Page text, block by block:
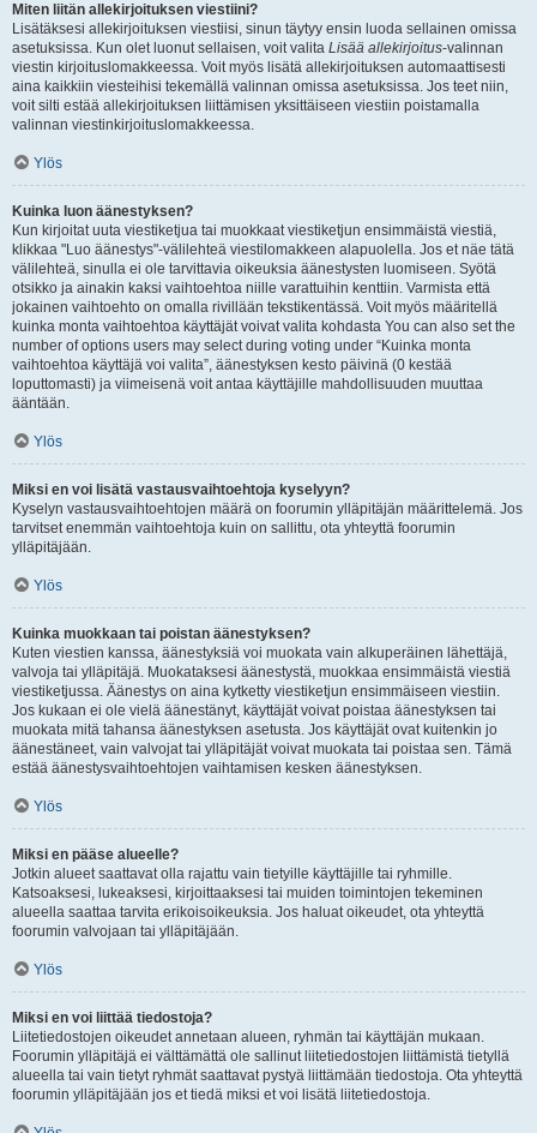
Miten liitän allekirjoituksen viestiini?
Lisätäksesi allekirjoituksen viestiisi, sinun täytyy ensin luoda sellainen omissa
asetuksissa. Kun olet luonut sellaisen, voit valita Lisää allekirjoitus-valinnan
viestin kirjoituslomakkeessa. Voit myös lisätä allekirjoituksen automaattisesti
aina kaikkiin viesteihisi tekemällä valinnan omissa asetuksissa. Jos teet niin,
voit silti estää allekirjoituksen liittämisen yksittäiseen viestiin poistamalla
valinnan viestinkirjoituslomakkeessa.
Ylös
Kuinka luon äänestyksen?
Kun kirjoitat uuta viestiketjua tai muokkaat viestiketjun ensimmäistä viestiä,
klikkaa "Luo äänestys"-välilehteä viestilomakkeen alapuolella. Jos et näe tätä
välilehteä, sinulla ei ole tarvittavia oikeuksia äänestysten luomiseen. Syötä
otsikko ja ainakin kaksi vaihtoehtoa niille varattuihin kenttiin. Varmista että
jokainen vaihtoehto on omalla rivillään tekstikentässä. Voit myös määritellä
kuinka monta vaihtoehtoa käyttäjät voivat valita kohdasta You can also set the
number of options users may select during voting under “Kuinka monta
vaihtoehtoa käyttäjä voi valita”, äänestyksen kesto päivinä (0 kestää
loputtomasti) ja viimeisenä voit antaa käyttäjille mahdollisuuden muuttaa
ääntään.
Ylös
Miksi en voi lisätä vastausvaihtoehtoja kyselyyn?
Kyselyn vastausvaihtoehtojen määrä on foorumin ylläpitäjän määrittelemä. Jos
tarvitset enemmän vaihtoehtoja kuin on sallittu, ota yhteyttä foorumin
ylläpitäjään.
Ylös
Kuinka muokkaan tai poistan äänestyksen?
Kuten viestien kanssa, äänestyksiä voi muokata vain alkuperäinen lähettäjä,
valvoja tai ylläpitäjä. Muokataksesi äänestystä, muokkaa ensimmäistä viestiä
viestiketjussa. Äänestys on aina kytketty viestiketjun ensimmäiseen viestiin.
Jos kukaan ei ole vielä äänestänyt, käyttäjät voivat poistaa äänestyksen tai
muokata mitä tahansa äänestyksen asetusta. Jos käyttäjät ovat kuitenkin jo
äänestäneet, vain valvojat tai ylläpitäjät voivat muokata tai poistaa sen. Tämä
estää äänestysvaihtoehtojen vaihtamisen kesken äänestyksen.
Ylös
Miksi en pääse alueelle?
Jotkin alueet saattavat olla rajattu vain tietyille käyttäjille tai ryhmille.
Katsoaksesi, lukeaksesi, kirjoittaaksesi tai muiden toimintojen tekeminen
alueella saattaa tarvita erikoisoikeuksia. Jos haluat oikeudet, ota yhteyttä
foorumin valvojaan tai ylläpitäjään.
Ylös
Miksi en voi liittää tiedostoja?
Liitetiedostojen oikeudet annetaan alueen, ryhmän tai käyttäjän mukaan.
Foorumin ylläpitäjä ei välttämättä ole sallinut liitetiedostojen liittämistä tietyllä
alueella tai vain tietyt ryhmät saattavat pystyä liittämään tiedostoja. Ota yhteyttä
foorumin ylläpitäjään jos et tiedä miksi et voi lisätä liitetiedostoja.